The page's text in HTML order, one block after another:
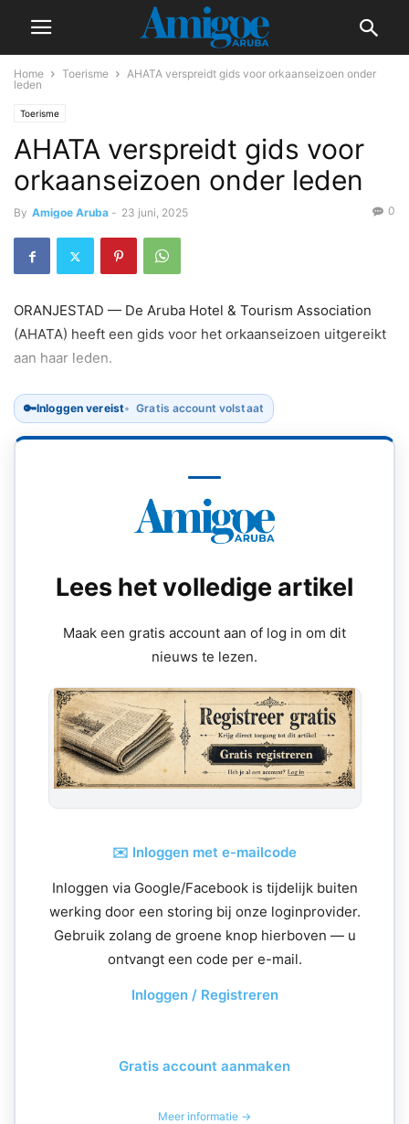
Home Toerisme
AHATA verspreidt gids voor orkaanseizoen onder
leden
Toerisme
AHATA verspreidt gids voor
orkaanseizoen onder leden
By Amigoe Aruba - 23 juni, 2025 0
ORANJESTAD — De Aruba Hotel & Tourism Association
(AHATA) heeft een gids voor het orkaanseizoen uitgereikt
aan haar leden.
🔑Inloggen vereist Gratis account volstaat
Lees het volledige artikel
Maak een gratis account aan of log in om dit
nieuws te lezen.
✉️ Inloggen met e-mailcode
Inloggen via Google/Facebook is tijdelijk buiten
werking door een storing bij onze loginprovider.
Gebruik zolang de groene knop hierboven — u
ontvangt een code per e-mail.
Inloggen / Registreren
Gratis account aanmaken
Meer informatie →